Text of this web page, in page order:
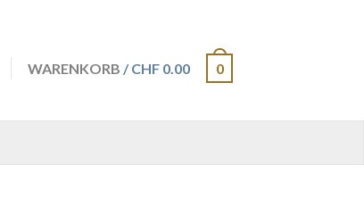
WARENKORB / CHF 0.00 0